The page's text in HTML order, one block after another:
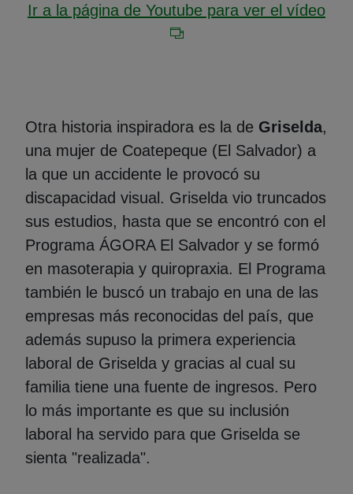
Ir a la página de Youtube para ver el vídeo
Otra historia inspiradora es la de Griselda,
una mujer de Coatepeque (El Salvador) a
la que un accidente le provocó su
discapacidad visual. Griselda vio truncados
sus estudios, hasta que se encontró con el
Programa ÁGORA El Salvador y se formó
en masoterapia y quiropraxia. El Programa
también le buscó un trabajo en una de las
empresas más reconocidas del país, que
además supuso la primera experiencia
laboral de Griselda y gracias al cual su
familia tiene una fuente de ingresos. Pero
lo más importante es que su inclusión
laboral ha servido para que Griselda se
sienta "realizada".